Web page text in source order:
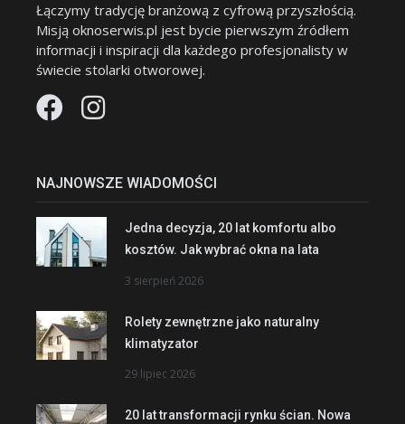
Łączymy tradycję branżową z cyfrową przyszłością.
Misją oknoserwis.pl jest bycie pierwszym źródłem
informacji i inspiracji dla każdego profesjonalisty w
świecie stolarki otworowej.
NAJNOWSZE WIADOMOŚCI
Jedna decyzja, 20 lat komfortu albo
kosztów. Jak wybrać okna na lata
3 sierpień 2026
Rolety zewnętrzne jako naturalny
klimatyzator
29 lipiec 2026
20 lat transformacji rynku ścian. Nowa